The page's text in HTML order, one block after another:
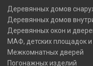
Деревянных домов
Деревянных домов
Деревянных окон и
МАФ, детских площадок
Межкомнатных дверей
Погонажных изделий